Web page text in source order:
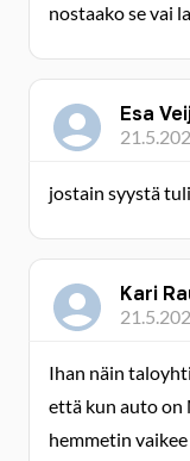
nostaako se vai
Esa
jostain syystä
Kari
Ihan näin
että kun auto on
hemmetin